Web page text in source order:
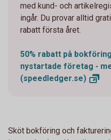
med kund- och
ingår. Du provar alltid
rabatt första året.
50% rabatt på
nystartade företag -
(speedledger.se)
Sköt bokföring och